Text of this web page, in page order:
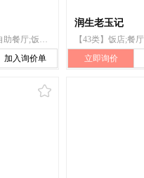
【43类】咖啡馆;自助餐厅;饭店;餐馆;快餐馆;茶馆;酒吧服务;柜台出租;活动房屋出租;烹饪设备出租
加入询价单
润生老玉记
立即询价